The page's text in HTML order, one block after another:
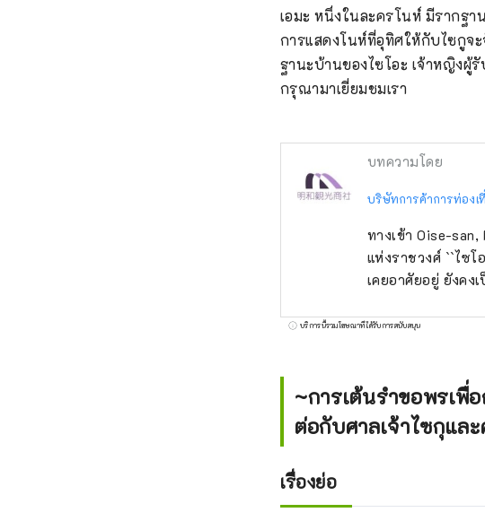
เอมะ หนึ่งในละครโนห์ มีรากฐา
การแสดงโนห์ที่อุทิศให้กับไซกูจ
ฐานะบ้านของไซโอะ เจ้าหญิงผู้รั
กรุณามาเยี่ยมชมเรา
บทความโดย
บริษัทการค้าการท่องเ
ทางเข้า Oise-
แห่งราชวงศ์ ``ไซ
เคยอาศัยอยู่ ยังคง
บริการนี้รวมโฆษณาที่ได้รับการสนับสนุน
~การเต้นรำขอพรเ
ต่อกับศาลเจ้าไซกุแล
เรื่องย่อ